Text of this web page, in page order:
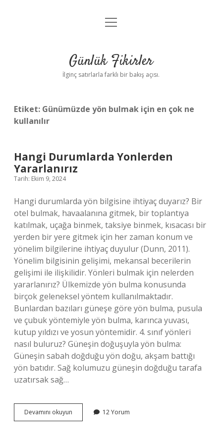
Anasayfa
Yasal Uyarı
menüyü
Günlük Fikirler
İlginç satırlarla farklı bir bakış açısı.
Etiket: Günümüzde yön bulmak için en çok ne
kullanılır
Hangi Durumlarda Yonlerden
Yararlanırız
Tarih: Ekim 9, 2024
Hangi durumlarda yön bilgisine ihtiyaç duyarız? Bir
otel bulmak, havaalanına gitmek, bir toplantıya
katılmak, uçağa binmek, taksiye binmek, kısacası bir
yerden bir yere gitmek için her zaman konum ve
yönelim bilgilerine ihtiyaç duyulur (Dunn, 2011).
Yönelim bilgisinin gelişimi, mekansal becerilerin
gelişimi ile ilişkilidir. Yönleri bulmak için nelerden
yararlanırız? Ülkemizde yön bulma konusunda
birçok geleneksel yöntem kullanılmaktadır.
Bunlardan bazıları güneşe göre yön bulma, pusula
ve çubuk yöntemiyle yön bulma, karınca yuvası,
kutup yıldızı ve yosun yöntemidir. 4. sınıf yönleri
nasıl buluruz? Güneşin doğuşuyla yön bulma:
Güneşin sabah doğduğu yön doğu, akşam battığı
yön batıdır. Sağ kolumuzu güneşin doğduğu tarafa
uzatırsak sağ…
Devamını okuyun
Durumlarda
12 Yorum